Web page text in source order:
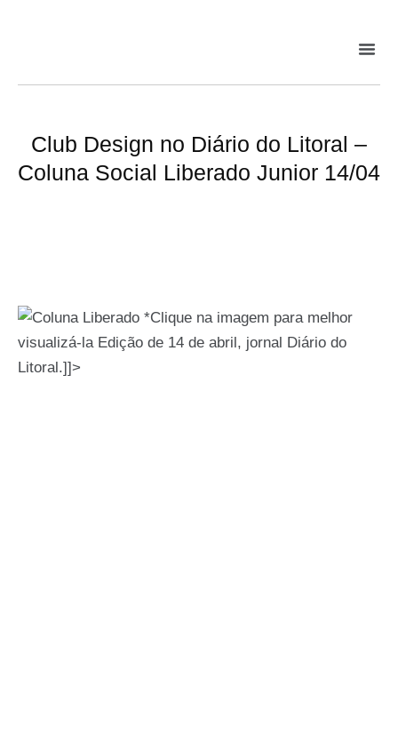
Club Design no Diário do Litoral –
Coluna Social Liberado Junior 14/04
*Clique na imagem para melhor
visualizá-la Edição de 14 de abril, jornal Diário do
Litoral.]]>